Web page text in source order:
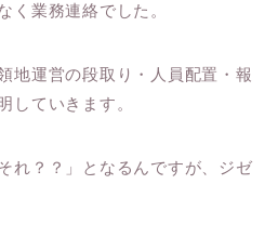
く業務連絡でした。
地運営の段取り・人員配置・報
していきます。
れ？？」となるんですが、ジゼ